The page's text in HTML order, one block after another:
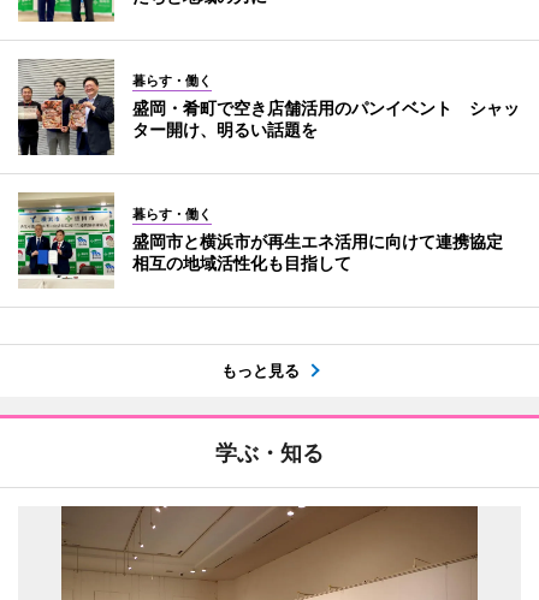
暮らす・働く
盛岡・肴町で空き店舗活用のパンイベント シャッ
ター開け、明るい話題を
暮らす・働く
盛岡市と横浜市が再生エネ活用に向けて連携協定
相互の地域活性化も目指して
もっと見る
学ぶ・知る